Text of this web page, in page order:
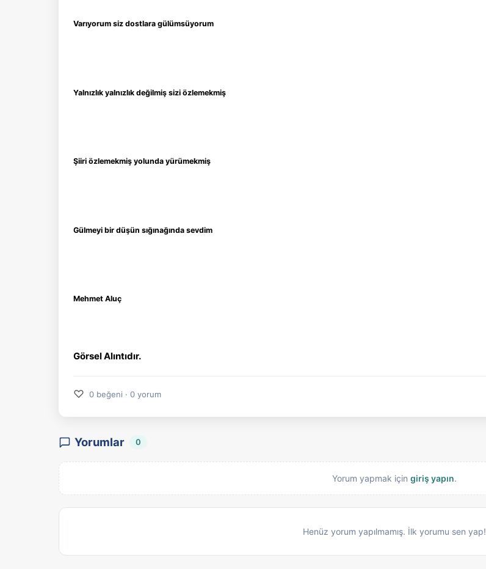
Varıyorum siz dostlara gülümsüyorum
Yalnızlık yalnızlık değilmiş sizi özlemekmiş
Şiiri özlemekmiş yolunda yürümekmiş
Gülmeyi bir düşün sığınağında sevdim
Mehmet Aluç
Görsel Alıntıdır.
♡ 0 beğeni · 0 yorum
Yorumlar 0
Yorum yapmak için giriş yapın.
Henüz yorum yapılmamış. İlk yorumu sen yap!